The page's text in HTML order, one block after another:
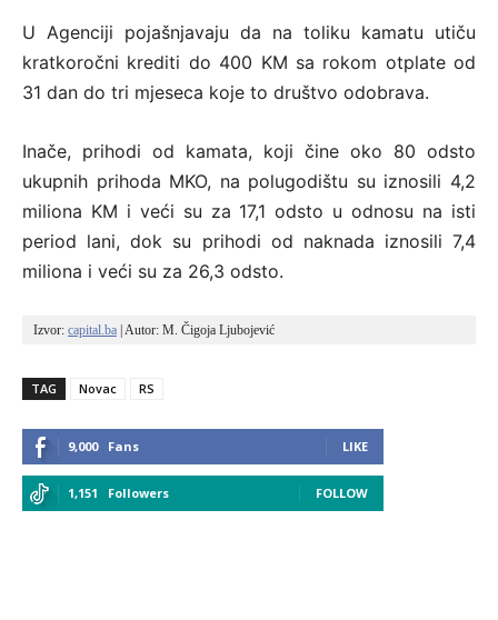
U Agenciji pojašnjavaju da na toliku kamatu utiču
kratkoročni krediti do 400 KM sa rokom otplate od
31 dan do tri mjeseca koje to društvo odobrava.
Inače, prihodi od kamata, koji čine oko 80 odsto
ukupnih prihoda MKO, na polugodištu su iznosili 4,2
miliona KM i veći su za 17,1 odsto u odnosu na isti
period lani, dok su prihodi od naknada iznosili 7,4
miliona i veći su za 26,3 odsto.
Izvor: capital.ba | Autor: M. Čigoja Ljubojević
TAG Novac RS
9,000 Fans LIKE
1,151 Followers FOLLOW